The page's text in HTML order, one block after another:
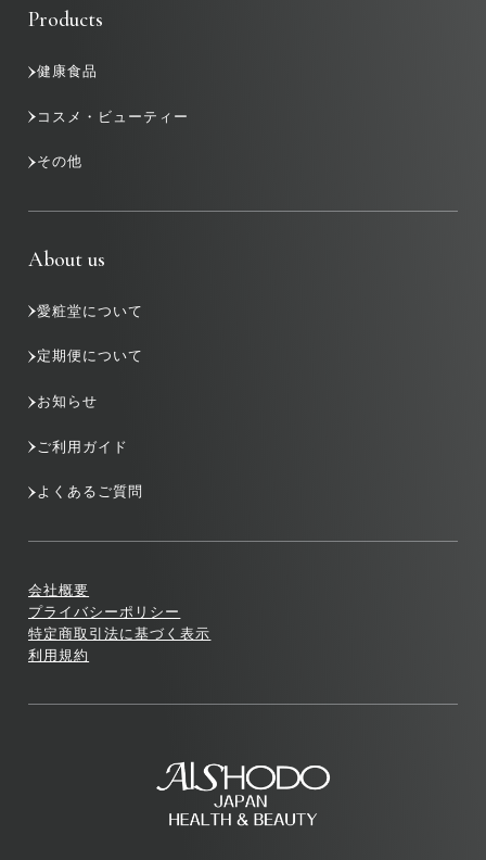
Products
健康食品
コスメ・ビューティー
その他
About us
愛粧堂について
定期便について
お知らせ
ご利用ガイド
よくあるご質問
会社概要
プライバシーポリシー
特定商取引法に基づく表示
利用規約